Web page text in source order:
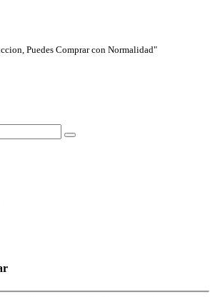
Puedes Comprar con Normalidad"